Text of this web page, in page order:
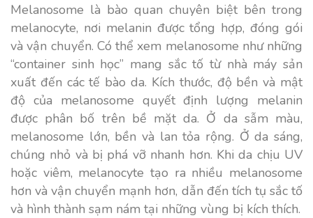
Melanosome là bào quan chuyên biệt bên trong
melanocyte, nơi melanin được tổng hợp, đóng gói
và vận chuyển. Có thể xem melanosome như những
“container sinh học” mang sắc tố từ nhà máy sản
xuất đến các tế bào da. Kích thước, độ bền và mật
độ của melanosome quyết định lượng melanin
được phân bố trên bề mặt da. Ở da sẫm màu,
melanosome lớn, bền và lan tỏa rộng. Ở da sáng,
chúng nhỏ và bị phá vỡ nhanh hơn. Khi da chịu UV
hoặc viêm, melanocyte tạo ra nhiều melanosome
hơn và vận chuyển mạnh hơn, dẫn đến tích tụ sắc tố
và hình thành sạm nám tại những vùng bị kích thích.